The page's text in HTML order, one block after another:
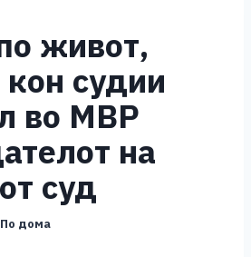
живот,
судии
во МВР
на
суд
По дома